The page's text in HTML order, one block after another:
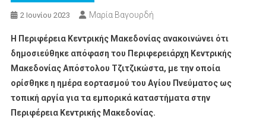
2 Ιουνίου 2023 Μαρία Βαγουρδή
Η Περιφέρεια Κεντρικής Μακεδονίας ανακοινώνει ότι
δημοσιεύθηκε απόφαση του Περιφερειάρχη Κεντρικής
Μακεδονίας Απόστολου Τζιτζικώστα, με την οποία
ορίσθηκε η ημέρα εορτασμού του Αγίου Πνεύματος ως
τοπική αργία για τα εμπορικά καταστήματα στην
Περιφέρεια Κεντρικής Μακεδονίας.